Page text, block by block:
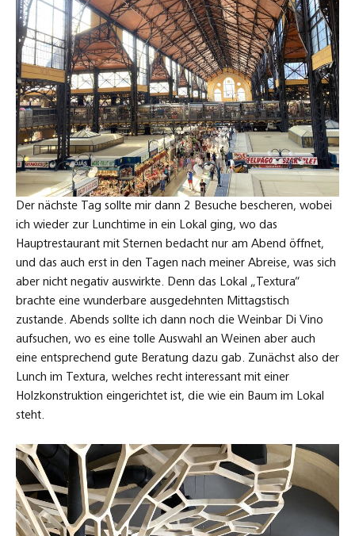
Der nächste Tag sollte mir dann 2 Besuche bescheren, wobei
ich wieder zur Lunchtime in ein Lokal ging, wo das
Hauptrestaurant mit Sternen bedacht nur am Abend öffnet,
und das auch erst in den Tagen nach meiner Abreise, was sich
aber nicht negativ auswirkte. Denn das Lokal „Textura“
brachte eine wunderbare ausgedehnten Mittagstisch
zustande. Abends sollte ich dann noch die Weinbar Di Vino
aufsuchen, wo es eine tolle Auswahl an Weinen aber auch
eine entsprechend gute Beratung dazu gab. Zunächst also der
Lunch im Textura, welches recht interessant mit einer
Holzkonstruktion eingerichtet ist, die wie ein Baum im Lokal
steht.